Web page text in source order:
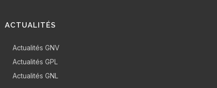
ACTUALITÉS
Actualités GNV
Actualités GPL
Actualités GNL